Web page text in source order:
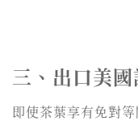
三、出口美
即使茶葉享有免對